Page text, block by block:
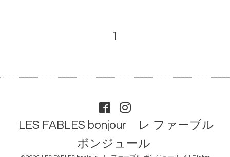
1
LES FABLES bonjour レ ファーブル
ボンジュール